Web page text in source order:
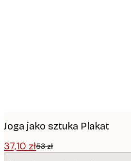
Joga jako sztuka Plakat
37,10 zł53 zł